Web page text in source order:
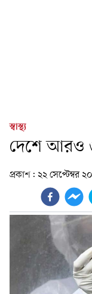
স্বাস্থ্য
দেশে আরও
প্রকাশ: ২২ সেপ্টেম্বর